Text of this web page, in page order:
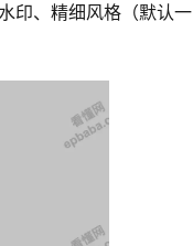
印、精细风格（默认一